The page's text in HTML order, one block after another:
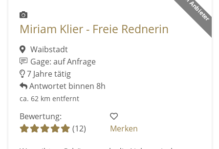
Miriam Klier - Freie Rednerin
Waibstadt
Gage: auf Anfrage
7 Jahre tätig
Antwortet binnen 8h
ca. 62 km entfernt
Bewertung:
(12)
Merken